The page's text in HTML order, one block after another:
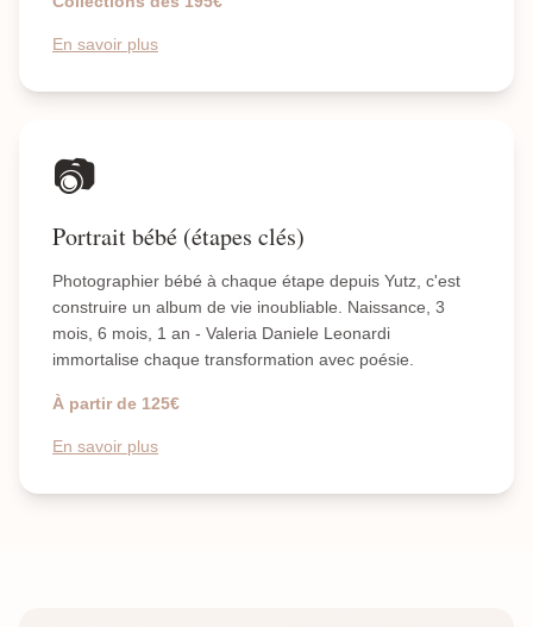
En savoir plus
📷
Portrait bébé (étapes clés)
Photographier bébé à chaque étape depuis Yutz, c'est
construire un album de vie inoubliable. Naissance, 3
mois, 6 mois, 1 an - Valeria Daniele Leonardi
immortalise chaque transformation avec poésie.
À partir de 125€
En savoir plus